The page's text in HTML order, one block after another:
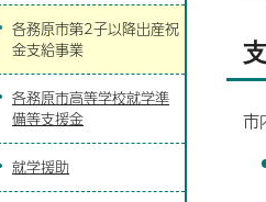
市
各務原市第2子以降出産祝
金支給事業
各務原市高等学校就学準
備等支援金
就学援助